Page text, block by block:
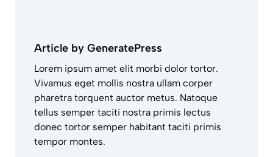
Article by GeneratePress
Lorem ipsum amet elit morbi dolor tortor.
Vivamus eget mollis nostra ullam corper
pharetra torquent auctor metus. Natoque
tellus semper taciti nostra primis lectus
donec tortor semper habitant taciti primis
tempor montes.